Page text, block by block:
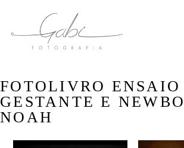
FOTOLIVRO ENSAIO
GESTANTE E
NOAH